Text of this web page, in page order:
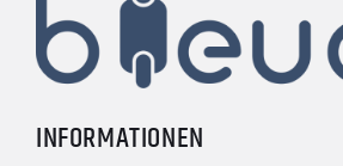
INFORMATIONEN